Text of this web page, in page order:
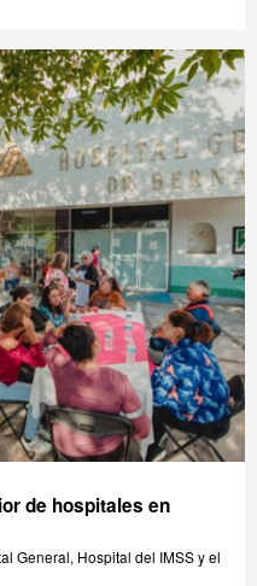
de hospitales en
General, Hospital del IMSS y el